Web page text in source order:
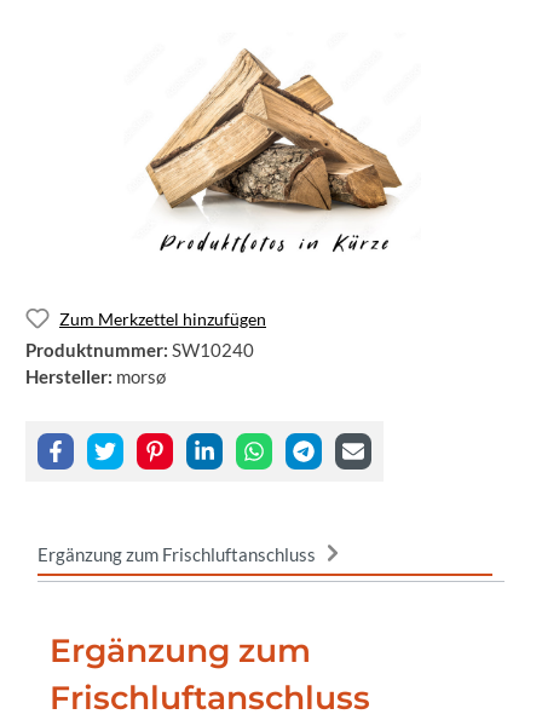
Zum Merkzettel hinzufügen
Produktnummer: SW10240
Hersteller: morsø
Ergänzung zum Frischluftanschluss
Ergänzung zum
Frischluftanschluss